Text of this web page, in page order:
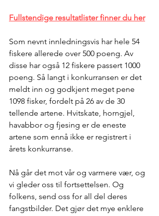
Fullstendige resultatlister finner du her
Som nevnt innledningsvis har hele 54
fiskere allerede over 500 poeng. Av
disse har også 12 fiskere passert 1000
poeng. Så langt i konkurransen er det
meldt inn og godkjent meget pene
1098 fisker, fordelt på 26 av de 30
tellende artene. Hvitskate, horngjel,
havabbor og fjesing er de eneste
artene som ennå ikke er registrert i
årets konkurranse.
Nå går det mot vår og varmere vær, og
vi gleder oss til fortsettelsen. Og
folkens, send oss for all del deres
fangstbilder. Det gjør det mye enklere